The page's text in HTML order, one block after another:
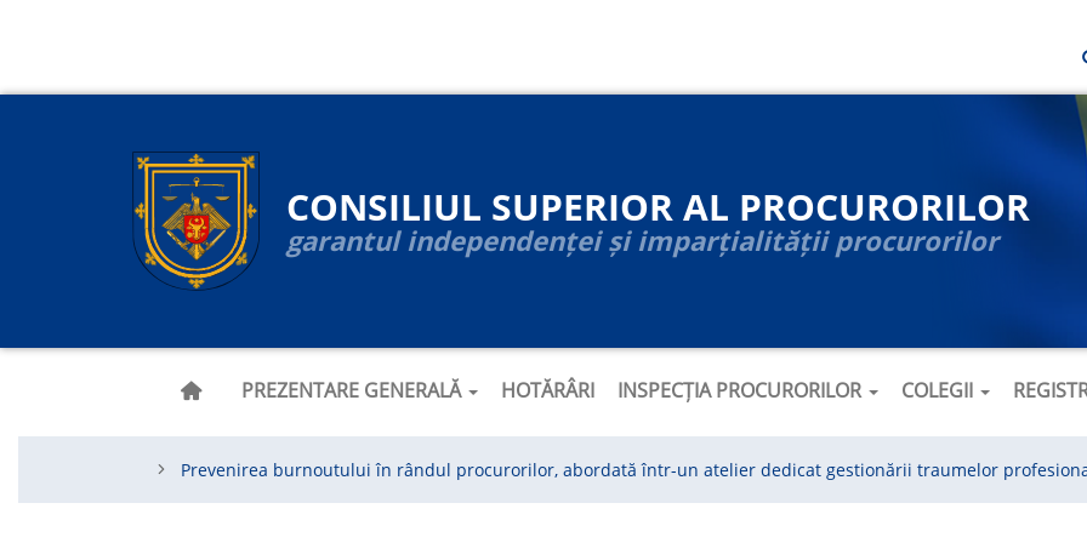
CONSILIUL SUPERIOR AL PROCURORILOR
garantul independenței și imparțialității procurorilor
principală
PREZENTARE GENERALĂ HOTĂRÂRI INSPECȚIA PROCURORILOR COLEGII
Prevenirea burnoutului în rândul procurorilor, abordată într-un atelier dedicat gestionării traumelor